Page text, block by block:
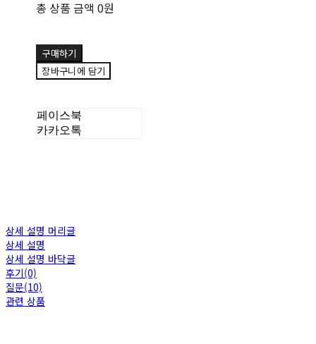
총 상품 금액 0원
구매하기
장바구니에 담기
페이스북
카카오톡
상세 설명 머리글
상세 설명
상세 설명 바닥글
후기(0)
질문(10)
관련 상품